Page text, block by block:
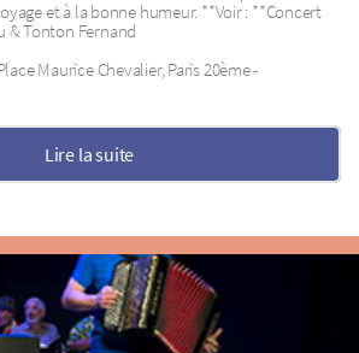
et à la bonne humeur. **Voir : **Concert
& Tonton Fernand
Maurice Chevalier, Paris 20ème -
Lire la suite